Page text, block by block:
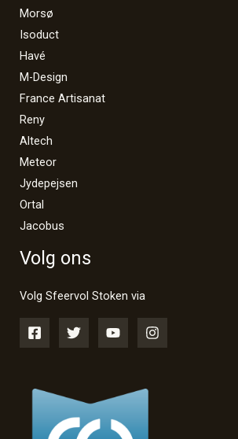
Morsø
Isoduct
Havé
M-Design
France Artisanat
Reny
Altech
Meteor
Jydepejsen
Ortal
Jacobus
Volg ons
Volg Sfeervol Stoken via